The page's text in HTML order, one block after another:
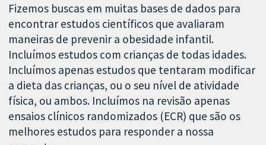
Fizemos buscas em muitas bases de dados para
encontrar estudos científicos que avaliaram
maneiras de prevenir a obesidade infantil.
Incluímos estudos com crianças de todas idades.
Incluímos apenas estudos que tentaram modificar
a dieta das crianças, ou o seu nível de atividade
física, ou ambos. Incluímos na revisão apenas
ensaios clínicos randomizados (ECR) que são os
melhores estudos para responder a nossa